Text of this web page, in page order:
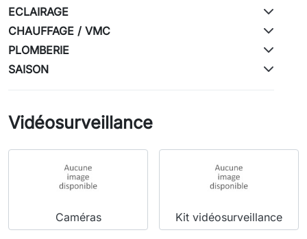
ECLAIRAGE
CHAUFFAGE / VMC
PLOMBERIE
SAISON
Vidéosurveillance
Caméras Kit vidéosurveillance